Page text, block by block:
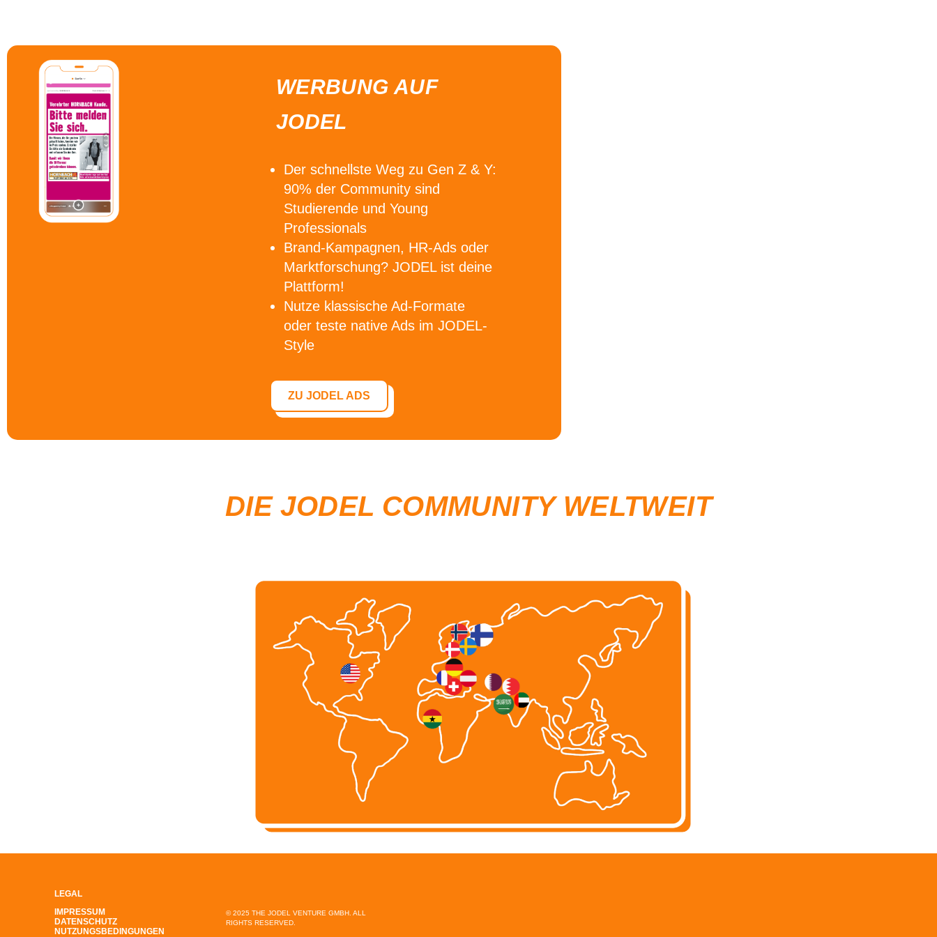
WERBUNG AUF
JODEL
Derschnellste Weg zu Gen Z & Y:
90% der Community sind
Studierende und Young
Professionals
Brand-Kampagnen, HR-Ads oder
Marktforschung?JODEL ist deine
Plattform!
Nutze klassische Ad-Formate
oder teste native Ads im JODEL-
Style
ZU JODEL ADS
DIE JODEL COMMUNITY WELTWEIT
LEGAL
IMPRESSUM
DATENSCHUTZ
NUTZUNGSBEDINGUNGEN
© 2025 THE JODEL VENTURE GMBH. ALL
RIGHTS RESERVED.